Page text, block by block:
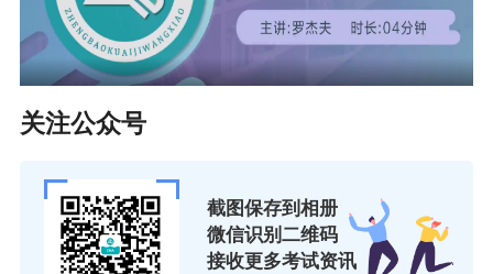
关注公众号
截图保存到相册
微信识别二维码
接收更多考试资讯